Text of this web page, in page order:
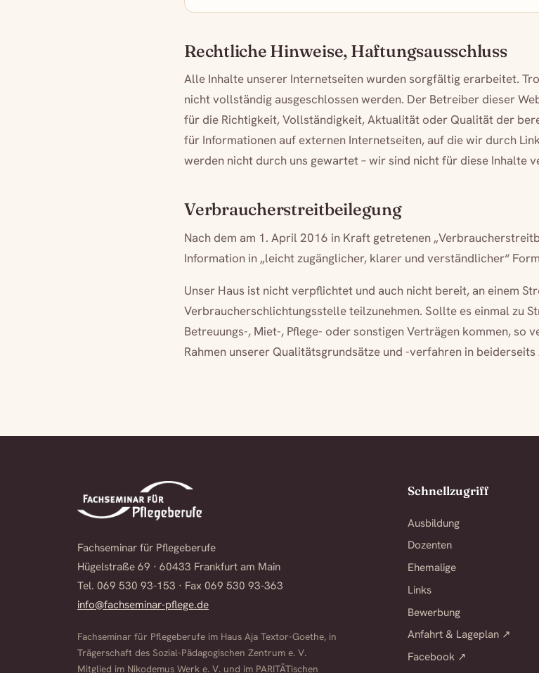
Rechtliche Hinweise, Haftungsausschluss
Alle Inhalte unserer Internetseiten wurden sorgfältig erarbeitet.
nicht vollständig ausgeschlossen werden. Der Betreiber dieser
für die Richtigkeit, Vollständigkeit, Aktualität oder Qualität der
für Informationen auf externen Internetseiten, auf die wir durch
werden nicht durch uns gewartet – wir sind nicht für diese Inhalte
Verbraucherstreitbeilegung
Nach dem am 1. April 2016 in Kraft getretenen
Information in „leicht zugänglicher, klarer und verständlicher“
Unser Haus ist nicht verpflichtet und auch nicht bereit, an einem
Verbraucherschlichtungsstelle teilzunehmen. Sollte es einmal zu
Betreuungs-, Miet-, Pflege- oder sonstigen Verträgen kommen, so
Rahmen unserer Qualitätsgrundsätze und -verfahren in
Fachseminar für Pflegeberufe
Hügelstraße 69 · 60433 Frankfurt am Main
Tel. 069 530 93-153 · Fax 069 530 93-363
info@fachseminar-pflege.de
Fachseminar für Pflegeberufe im Haus Aja Textor-Goethe, in
Trägerschaft des Sozial-Pädagogischen Zentrum e. V.
Mitglied im Nikodemus Werk e. V. und im PARITÄTischen
Schnellzugriff
Ausbildung
Dozenten
Ehemalige
Links
Bewerbung
Anfahrt & Lageplan ↗
Facebook ↗